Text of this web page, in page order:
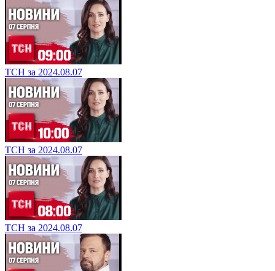
ТСН за 2024.08.07
ТСН за 2024.08.07
ТСН за 2024.08.07